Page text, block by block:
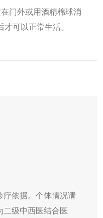
门外或用酒精棉球消
可以正常生活。
疗依据。个体情况请
二级中西医结合医